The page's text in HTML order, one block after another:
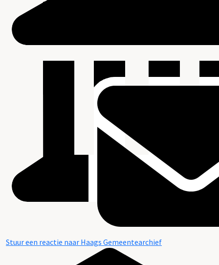
Stuur een reactie naar Haags Gemeentearchief